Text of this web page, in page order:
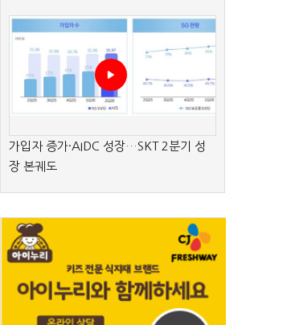
가입자 증가·AIDC 성장…SKT 2분기 성
장 본궤도